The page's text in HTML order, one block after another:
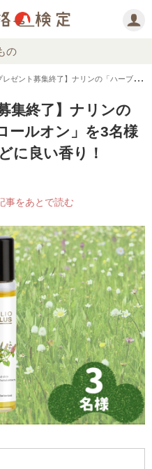
の
】ナリンの「ハーブオイル 33+7 ロールオン」を3名様へ。引き寄せられるほどに良い香り！
集終了】ナリンの
ールオン」を3名様
に良い香り！
事をあとで読む